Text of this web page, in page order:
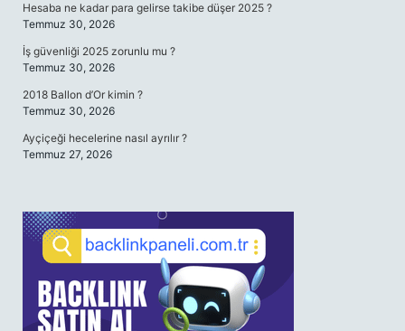
Hesaba ne kadar para gelirse takibe düşer 2025 ?
Temmuz 30, 2026
İş güvenliği 2025 zorunlu mu ?
Temmuz 30, 2026
2018 Ballon d’Or kimin ?
Temmuz 30, 2026
Ayçiçeği hecelerine nasıl ayrılır ?
Temmuz 27, 2026